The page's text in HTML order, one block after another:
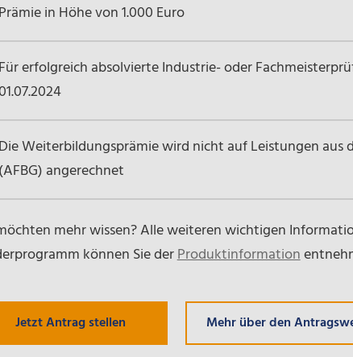
Prämie in Höhe von 1.000 Euro
Für erfolgreich absolvierte Industrie- oder
Die Weiterbildungsprämie wird nicht auf Leistungen aus
(AFBG) angerechnet
mehr wissen? Alle weiteren wichtigen
können Sie derProduktinformation
Jetzt Antrag stellen Mehr über den